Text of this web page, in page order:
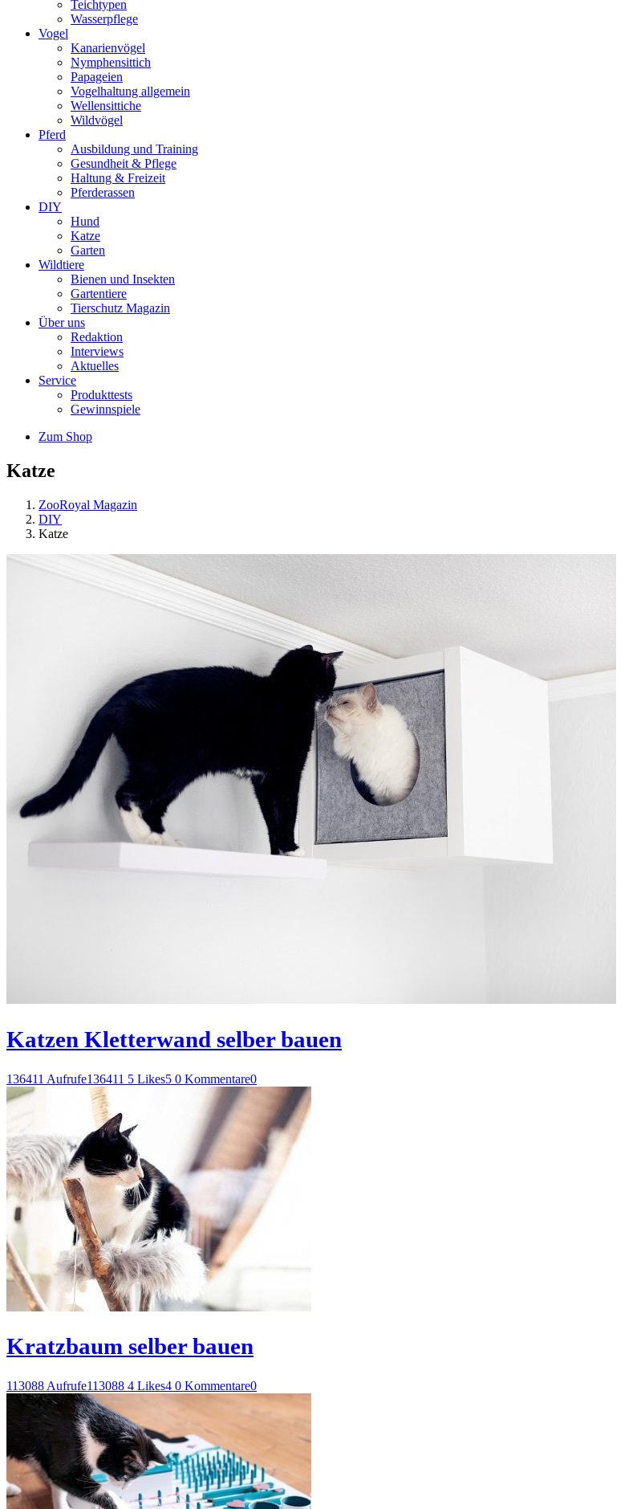
Teichtypen
Wasserpflege
Vogel
Kanarienvögel
Nymphensittich
Papageien
Vogelhaltung allgemein
Wellensittiche
Wildvögel
Pferd
Ausbildung und Training
Gesundheit & Pflege
Haltung & Freizeit
Pferderassen
DIY
Hund
Katze
Garten
Wildtiere
Bienen und Insekten
Gartentiere
Tierschutz Magazin
Über uns
Redaktion
Interviews
Aktuelles
Service
Produkttests
Gewinnspiele
Zum Shop
Katze
ZooRoyal Magazin
DIY
Katze
Katzen Kletterwand selber bauen
136411 Aufrufe136411 5 Likes5 0 Kommentare0
Kratzbaum selber bauen
113088 Aufrufe113088 4 Likes4 0 Kommentare0